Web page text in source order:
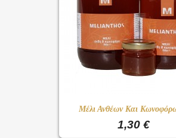
Μέλι Ανθέων Και
1,30 €